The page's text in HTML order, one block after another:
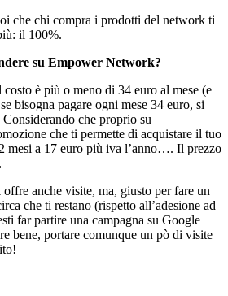
che chi compra i prodotti del network ti
il 100%.
su Empower Network?
è più o meno di 34 euro al mese (e
bisogna pagare ogni mese 34 euro, si
che proprio su
che ti permette di acquistare il tuo
mesi a 17 euro più iva l’anno…. Il prezzo
anche visite, ma, giusto per fare un
che ti restano (rispetto all’adesione ad
far partire una campagna su Google
bene, portare comunque un pò di visite